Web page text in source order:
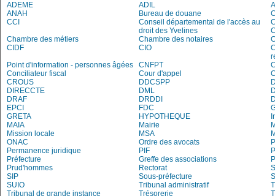
ADEME ADIL
ANAH
Bureau de douane
CCI
Conseil départemental de l'accès au
droit des Yvelines
Chambre des métiers
Chambre des notaires
CIDF
CIO
Point d'information - personnes âgées
CNFPT
Conciliateur fiscal
Cour d'appel
CROUS
DDCSPP
DIRECCTE
DML
DRAF
DRDDI
EPCI
FDC
GRETA
HYPOTHEQUE
MAIA
Mairie
Mission locale
MSA
ONAC
Ordre des avocats
Permanence juridique
PIF
Préfecture
Greffe des associations
Prud'hommes
Rectorat
SIP
Sous-préfecture
SUIO
Tribunal administratif
Tribunal de grande instance
Trésorerie